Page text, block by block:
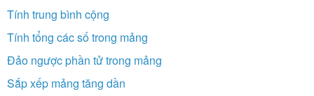
Tính trung bình cộng
Tính tổng các số trong mảng
Đảo ngược phần tử trong mảng
Sắp xếp mảng tăng dần